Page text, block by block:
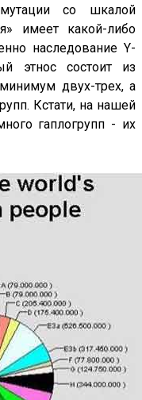
со шкалой
имеет какой-либо
наследование Y-
этнос состоит из
двух-трех, а
Кстати, на нашей
гаплогрупп - их